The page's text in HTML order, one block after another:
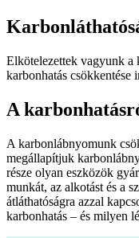
Elkötelezettek vagyunk a
karbonhatás csökkentése
A
A karbonlábnyomunk
megállapítjuk
része olyan eszközök
munkát, az alkotást és a
átláthatóságra azzal
karbonhatás – és milyen